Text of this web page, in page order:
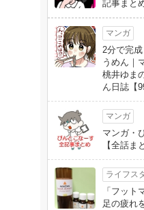
記事まと
マンガ
2分で完
うめん｜
桃井ゆま
ん日誌【
マンガ
マンガ・
【全話ま
ライフス
「フット
足の疲れ